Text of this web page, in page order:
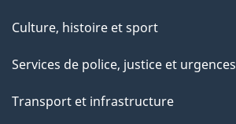
Culture, histoire et sport
Services de police, justice et urgences
Transport et infrastructure